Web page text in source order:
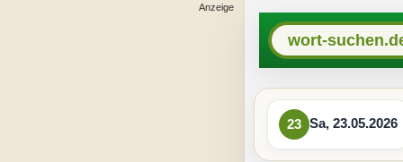
wort-
23 Sa, 23.05.2026